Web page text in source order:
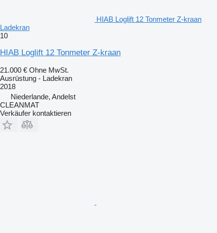
HIAB Loglift 12 Tonmeter Z-kraan
Ladekran
10
HIAB Loglift 12 Tonmeter Z-kraan
21.000 € Ohne MwSt.
Ausrüstung - Ladekran
2018
Niederlande, Andelst
CLEANMAT
Verkäufer kontaktieren